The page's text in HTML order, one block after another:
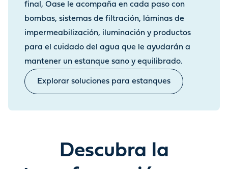
final, Oase le acompaña en cada paso con
bombas, sistemas de filtración, láminas de
impermeabilización, iluminación y productos
para el cuidado del agua que le ayudarán a
mantener un estanque sano y equilibrado.
Explorar soluciones para estanques
Descubra la